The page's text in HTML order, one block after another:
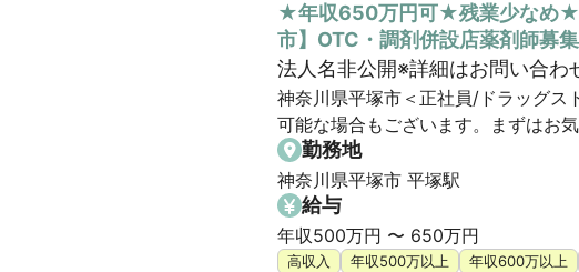
★年収650万円可★残業少なめ★
市】OTC・調剤併設店薬剤師募集
法人名非公開※詳細はお問い合わ
神奈川県平塚市＜正社員/ドラッグ
可能な場合もございます。まずはお
勤務地
神奈川県平塚市 平塚駅
給与
年収500万円 〜 650万円
高収入 年収500万以上 年収600万以上